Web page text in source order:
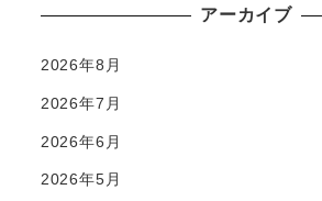
アーカイブ
2026年8月
2026年7月
2026年6月
2026年5月